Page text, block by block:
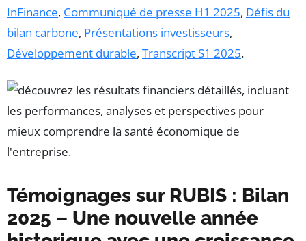
InFinance, Communiqué de presse H1 2025, Défis du
bilan carbone, Présentations investisseurs,
Développement durable, Transcript S1 2025.
Témoignages sur RUBIS : Bilan
2025 – Une nouvelle année